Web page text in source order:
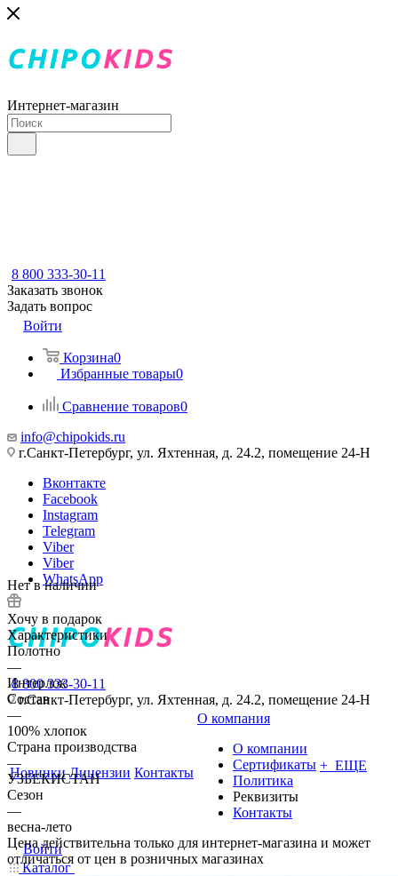
Интернет-магазин
8 800 333-30-11
Заказать звонок
Задать вопрос
Войти
Корзина0
Избранные товары0
Сравнение товаров0
info@chipokids.ru
г.Санкт-Петербург, ул. Яхтенная, д. 24.2, помещение 24-Н
Вконтакте
Facebook
Instagram
Telegram
Viber
Viber
WhatsApp
8 800 333-30-11
г.Санкт-Петербург, ул. Яхтенная, д. 24.2, помещение 24-Н
Новинки Лицензии Контакты
О компания
О компании
Сертификаты
Политика
Реквизиты
Контакты
+ ЕЩЕ
Войти
Каталог
Нет в наличии
Хочу в подарок
Характеристики
Полотно
—
Интерлок
Состав
—
100% хлопок
Страна производства
—
УЗБЕКИСТАН
Сезон
—
весна-лето
Цена действительна только для интернет-магазина и может
отличаться от цен в розничных магазинах